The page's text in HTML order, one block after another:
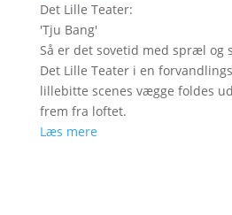
Det Lille Teater:
'Tju Bang'
Så er det sovetid med spræl og
Det Lille Teater i en
lillebitte scenes vægge foldes
frem fra loftet.
Læs mere